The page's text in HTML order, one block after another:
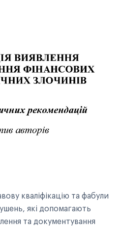
кваліфікацію та фабули
які допомагають
та документування